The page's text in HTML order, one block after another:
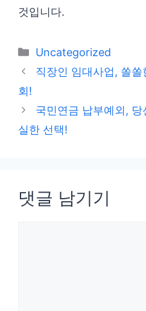
것입니다.
카
테
Uncategorized
직장인 임대사업, 쏠
회!
국민연금 납부예외,
실한 선택!
댓글 남기기